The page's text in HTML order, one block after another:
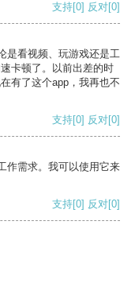
支持[0] 反对[0]
是看视频、玩游戏还是工
卡顿了。以前出差的时
有了这个app，我再也不
支持[0] 反对[0]
作需求。我可以使用它来
支持[0] 反对[0]